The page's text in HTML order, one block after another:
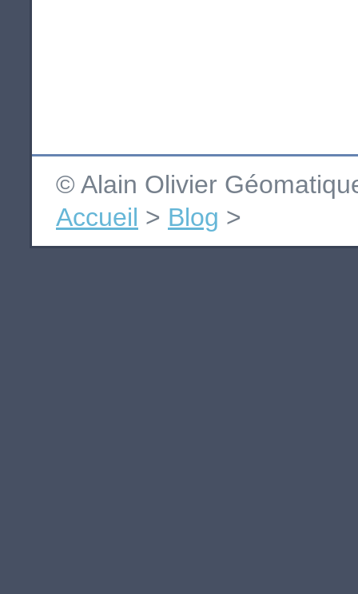
© Alain Olivier
Accueil > Blog >